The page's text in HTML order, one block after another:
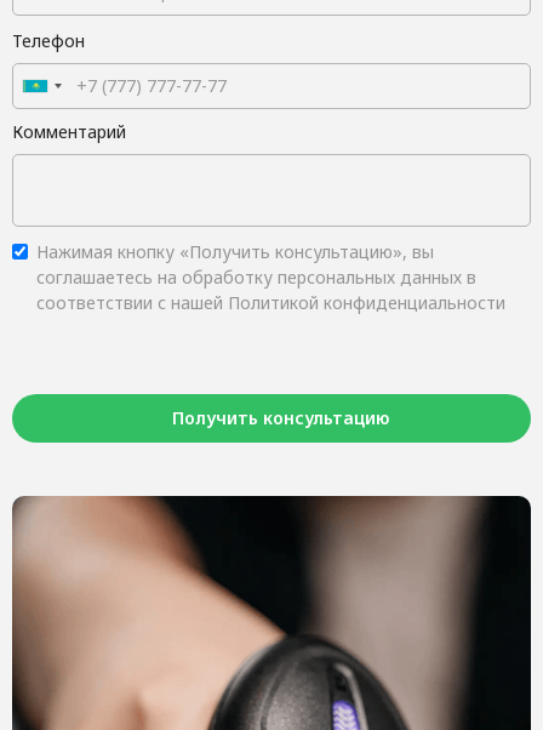
Телефон
Комментарий
Нажимая кнопку «Получить консультацию», вы
соглашаетесь на обработку персональных данных в
соответствии с нашей Политикой конфиденциальности